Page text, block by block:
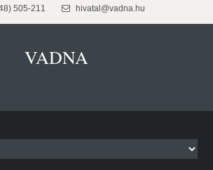
505-211 hivatal@vadna.hu
VADNA